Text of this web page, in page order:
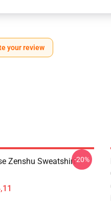
your review
Zenshu Sweatshirt-20%